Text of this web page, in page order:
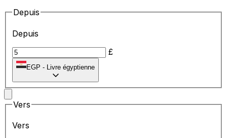
Depuis
Depuis
£
EGP - Livre égyptienne
Vers
Vers